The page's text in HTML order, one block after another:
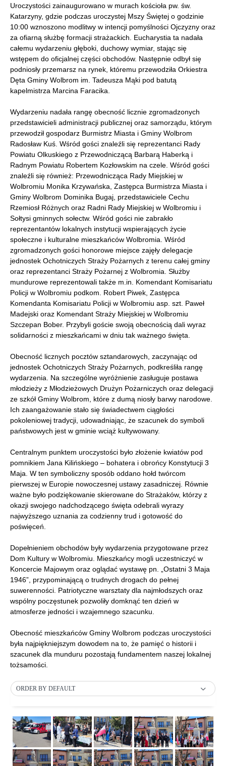
Uroczystości zainaugurowano w murach kościoła pw. św.
Katarzyny, gdzie podczas uroczystej Mszy Świętej o godzinie
10:00 wznoszono modlitwy w intencji pomyślności Ojczyzny oraz
za ofiarną służbę formacji strażackich. Eucharystia ta nadała
całemu wydarzeniu głęboki, duchowy wymiar, stając się
wstępem do oficjalnej części obchodów. Następnie odbył się
podniosły przemarsz na rynek, któremu przewodziła Orkiestra
Dęta Gminy Wolbrom im. Tadeusza Mąki pod batutą
kapelmistrza Marcina Faracika.
Wydarzeniu nadała rangę obecność licznie zgromadzonych
przedstawicieli administracji publicznej oraz samorządu, którym
przewodził gospodarz Burmistrz Miasta i Gminy Wolbrom
Radosław Kuś. Wśród gości znaleźli się reprezentanci Rady
Powiatu Olkuskiego z Przewodniczącą Barbarą Haberką i
Radnym Powiatu Robertem Kozłowskim na czele. Wśród gości
znaleźli się również: Przewodnicząca Rady Miejskiej w
Wolbromiu Monika Krzywańska, Zastępca Burmistrza Miasta i
Gminy Wolbrom Dominika Bugaj, przedstawiciele Cechu
Rzemiosł Różnych oraz Radni Rady Miejskiej w Wolbromiu i
Sołtysi gminnych sołectw. Wśród gości nie zabrakło
reprezentantów lokalnych instytucji wspierających życie
społeczne i kulturalne mieszkańców Wolbromia. Wśród
zgromadzonych gości honorowe miejsce zajęły delegacje
jednostek Ochotniczych Straży Pożarnych z terenu całej gminy
oraz reprezentanci Straży Pożarnej z Wolbromia. Służby
mundurowe reprezentowali także m.in. Komendant Komisariatu
Policji w Wolbromiu podkom. Robert Piwek, Zastępca
Komendanta Komisariatu Policji w Wolbromiu asp. szt. Paweł
Madejski oraz Komendant Straży Miejskiej w Wolbromiu
Szczepan Bober. Przybyli goście swoją obecnością dali wyraz
solidarności z mieszkańcami w dniu tak ważnego święta.
Obecność licznych pocztów sztandarowych, zaczynając od
jednostek Ochotniczych Straży Pożarnych, podkreśliła rangę
wydarzenia. Na szczególne wyróżnienie zasługuje postawa
młodzieży z Młodzieżowych Drużyn Pożarniczych oraz delegacji
ze szkół Gminy Wolbrom, które z dumą niosły barwy narodowe.
Ich zaangażowanie stało się świadectwem ciągłości
pokoleniowej tradycji, udowadniając, że szacunek do symboli
państwowych jest w gminie wciąż kultywowany.
Centralnym punktem uroczystości było złożenie kwiatów pod
pomnikiem Jana Kilińskiego – bohatera i obrońcy Konstytucji 3
Maja. W ten symboliczny sposób oddano hołd twórcom
pierwszej w Europie nowoczesnej ustawy zasadniczej. Równie
ważne było podziękowanie skierowane do Strażaków, którzy z
okazji swojego nadchodzącego święta odebrali wyrazy
najwyższego uznania za codzienny trud i gotowość do
poświęceń.
Dopełnieniem obchodów były wydarzenia przygotowane przez
Dom Kultury w Wolbromiu. Mieszkańcy mogli uczestniczyć w
Koncercie Majowym oraz oglądać wystawę pn. „Ostatni 3 Maja
1946”, przypominającą o trudnych drogach do pełnej
suwerenności. Patriotyczne warsztaty dla najmłodszych oraz
wspólny poczęstunek pozwoliły domknąć ten dzień w
atmosferze jedności i wzajemnego szacunku.
Obecność mieszkańców Gminy Wolbrom podczas uroczystości
była najpiękniejszym dowodem na to, że pamięć o historii i
szacunek dla munduru pozostają fundamentem naszej lokalnej
tożsamości.
ORDER BY DEFAULT